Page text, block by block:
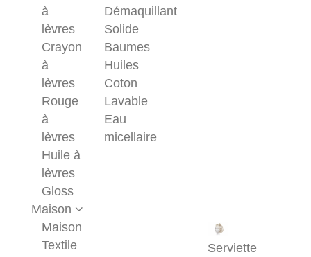
à
lèvres
Crayon
à
lèvres
Rouge
à
lèvres
Huile à
lèvres
Gloss
Démaquillant
Solide
Baumes
Huiles
Coton
Lavable
Eau
micellaire
Maison
Maison
Textile
Serviette